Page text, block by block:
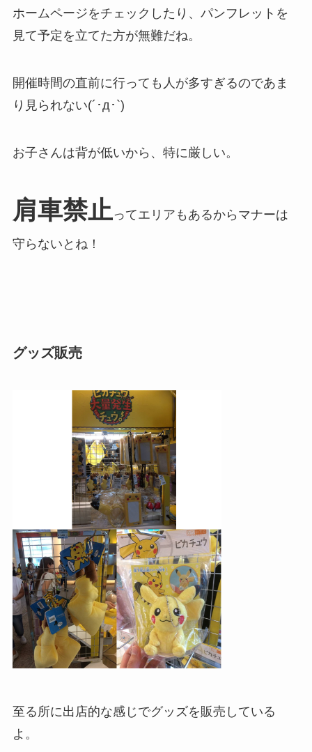
ホームページをチェックしたり、パンフレットを
見て予定を立てた方が無難だね。
開催時間の直前に行っても人が多すぎるのであま
り見られない(´･д･`)
お子さんは背が低いから、特に厳しい。
肩車禁止ってエリアもあるからマナーは
守らないとね！
グッズ販売
至る所に出店的な感じでグッズを販売している
よ。